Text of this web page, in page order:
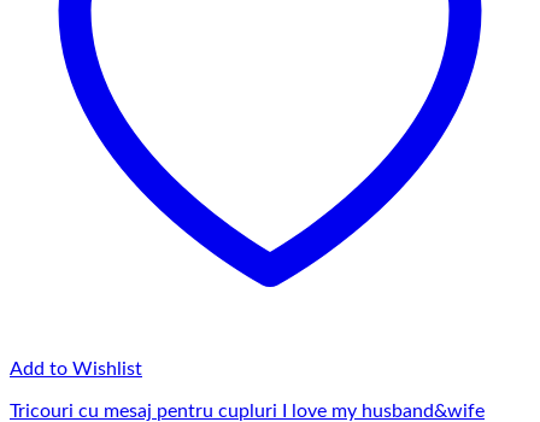
Add to Wishlist
Tricouri cu mesaj pentru cupluri I love my husband&wife